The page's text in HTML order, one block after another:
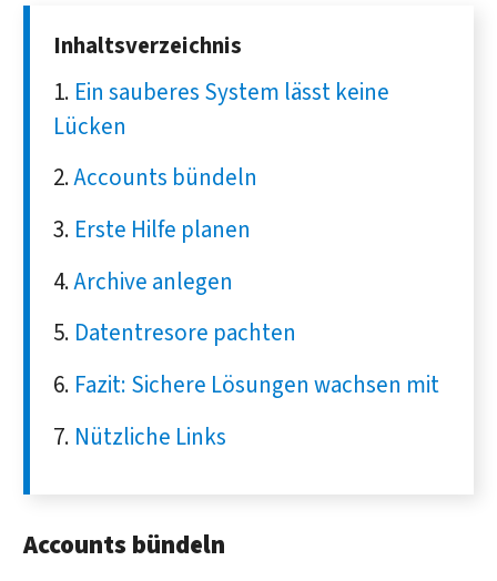
Inhaltsverzeichnis
Ein sauberes System lässt keine
Lücken
Accounts bündeln
Erste Hilfe planen
Archive anlegen
Datentresore pachten
Fazit: Sichere Lösungen wachsen mit
Nützliche Links
Accounts bündeln